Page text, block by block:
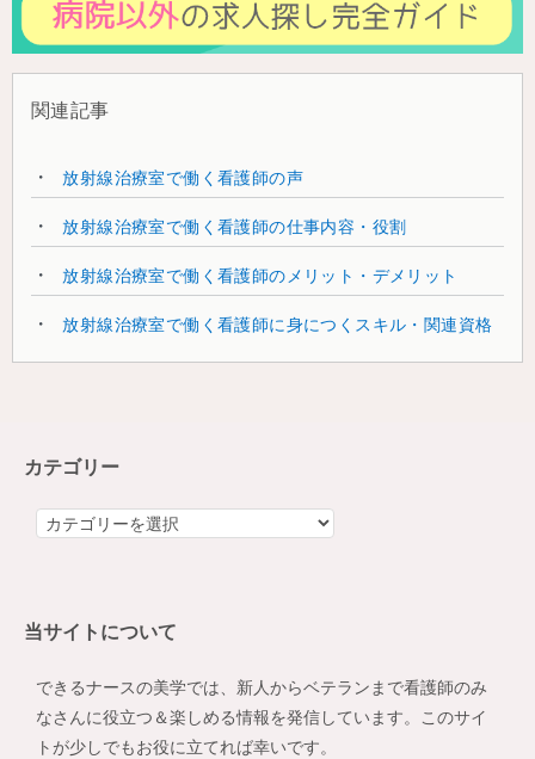
関連記事
放射線治療室で働く看護師の声
放射線治療室で働く看護師の仕事内容・役割
放射線治療室で働く看護師のメリット・デメリット
放射線治療室で働く看護師に身につくスキル・関連資格
カテゴリー
カ
ー
当サイトについて
できるナースの美学では、新人からベテランまで看護師のみ
なさんに役立つ＆楽しめる情報を発信しています。このサイ
トが少しでもお役に立てれば幸いです。